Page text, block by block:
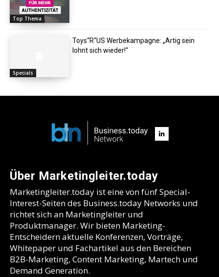
Top Thema
Specials
Toys“R“US Werbekampagne: „Artig sein
lohnt sich wieder!“
Über Marketingleiter.today
Marketingleiter.today ist eine von fünf Special-
Interest-Seiten des Business.today Networks und
richtet sich an Marketingleiter und
Produktmanager. Wir bieten Marketing-
Entscheidern aktuelle Konferenzen, Vorträge,
Whitepaper und Fachartikel aus den Bereichen
B2B-Marketing, Content Marketing, Martech und
Demand Generation.